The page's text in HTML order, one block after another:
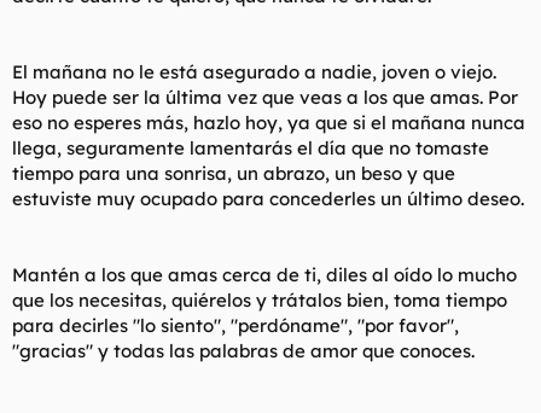
El mañana no le está asegurado a nadie, joven o viejo.
Hoy puede ser la última vez que veas a los que amas. Por
eso no esperes más, hazlo hoy, ya que si el mañana nunca
llega, seguramente lamentarás el día que no tomaste
tiempo para una sonrisa, un abrazo, un beso y que
estuviste muy ocupado para concederles un último deseo.
Mantén a los que amas cerca de ti, diles al oído lo mucho
que los necesitas, quiérelos y trátalos bien, toma tiempo
para decirles "lo siento", "perdóname", "por favor",
"gracias" y todas las palabras de amor que conoces.